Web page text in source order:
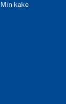
Min kake